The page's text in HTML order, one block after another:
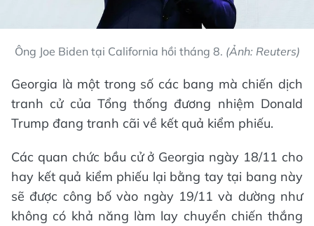
Ông Joe Biden tại California hồi tháng 8. (Ảnh: Reuters)
Georgia là một trong số các bang mà chiến dịch
tranh cử của Tổng thống đương nhiệm Donald
Trump đang tranh cãi về kết quả kiểm phiếu.
Các quan chức bầu cử ở Georgia ngày 18/11 cho
hay kết quả kiểm phiếu lại bằng tay tại bang này
sẽ được công bố vào ngày 19/11 và dường như
không có khả năng làm lay chuyển chiến thắng